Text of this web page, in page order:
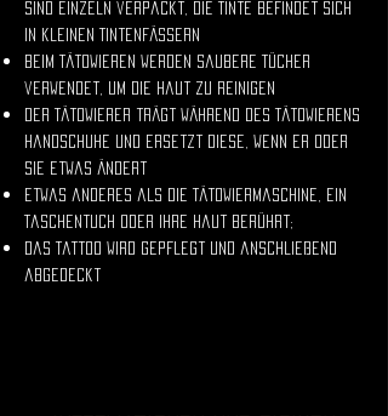
sind einzeln verpackt, die Tinte befindet sich
in kleinen Tintenfässern
Beim Tätowieren werden saubere Tücher
verwendet, um die Haut zu reinigen
Der Tätowierer trägt während des Tätowierens
Handschuhe und ersetzt diese, wenn er oder
sie etwas ändert
etwas anderes als die Tätowiermaschine, ein
Taschentuch oder Ihre Haut berührt;
das Tattoo wird gepflegt und anschließend
abgedeckt